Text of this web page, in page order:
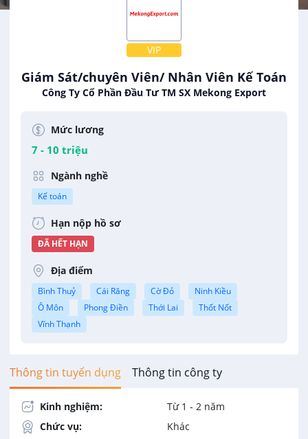
VIP
Giám Sát/chuyên Viên/ Nhân Viên Kế Toán
Công Ty Cổ Phần Đầu Tư TM SX Mekong Export
Mức lương
7 - 10 triệu
Ngành nghề
Kế toán
Hạn nộp hồ sơ
ĐÃ HẾT HẠN
Địa điểm
Bình Thuỷ Cái Răng Cờ Đỏ
Ninh Kiều
Ô Môn
Phong Điền Thới Lai
Thốt Nốt
Vĩnh Thạnh
Thông tin tuyển dụng Thông tin công ty
Kinh nghiệm:
Từ 1 - 2 năm
Chức vụ:
Khác